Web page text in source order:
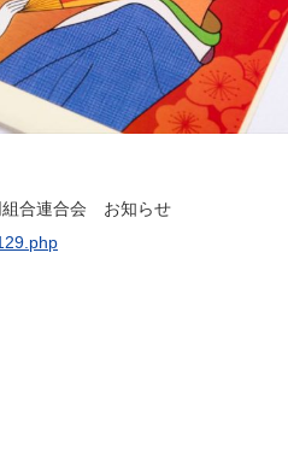
組合連合会 お知らせ